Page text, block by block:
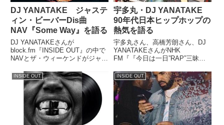
DJ YANATAKE ジャステ
ィン・ビーバーDis曲
NAV『Some Way』を語る
DJ YANATAKEさんが
block.fm『INSIDE OUT』の中で
NAVとザ・ウィーケンドがジャス
『Some Way』を紹介していまし
た。NAV『Some Way』（DJ
YANATAKE）次の洋楽お...
宇多丸・DJ YANATAKE
90年代日本ヒップホップの
熱気を語る
宇多丸さん、高橋芳朗さん、DJ
YANATAKEさんがNHK
FM『『今日は一日”RAP”三昧』
プの盛り上がりについてトーク。
『さんぴんCAMP』前後のシーン
の熱気について話していました。
（BOSEさんインタビ...
INSIDE OUT INSIDE OUT